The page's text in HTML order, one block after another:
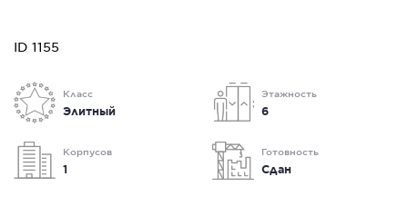
ID 1155
Класс
Элитный
Этажность
6
Корпусов
1
Готовность
Сдан